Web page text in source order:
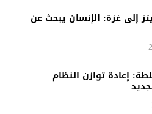
إلى غزة: الإنسان يبحث عن
إعادة توازن النظام